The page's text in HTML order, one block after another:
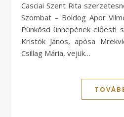
Casciai Szent Rita
Szombat – Boldog Apor
Pünkösd ünnepének előesti
Kristók János, apósa
Csillag Mária, vejük…